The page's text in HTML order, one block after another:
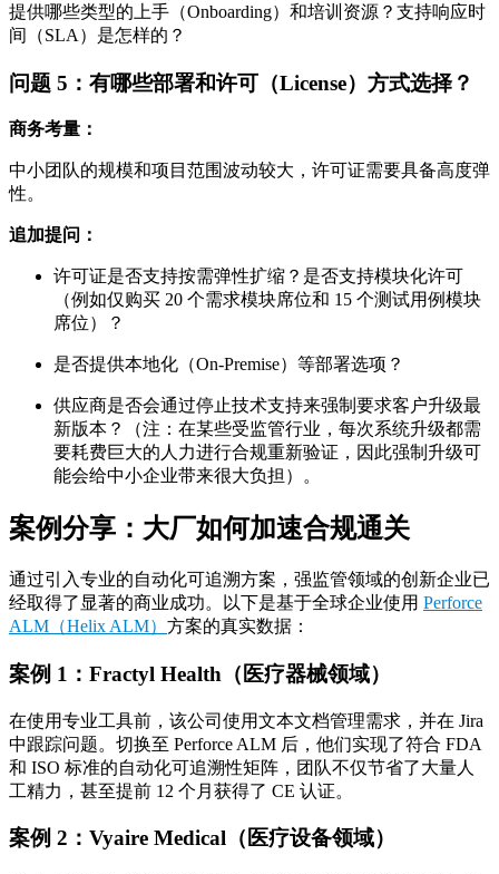
提供哪些类型的上手（Onboarding）和培训资源？支持响应时
间（SLA）是怎样的？
问题 5：有哪些部署和许可（License）方式选择？
商务考量：
中小团队的规模和项目范围波动较大，许可证需要具备高度弹
性。
追加提问：
许可证是否支持按需弹性扩缩？是否支持模块化许可
（例如仅购买 20 个需求模块席位和 15 个测试用例模块
席位）？
是否提供本地化（On-Premise）等部署选项？
供应商是否会通过停止技术支持来强制要求客户升级最
新版本？（注：在某些受监管行业，每次系统升级都需
要耗费巨大的人力进行合规重新验证，因此强制升级可
能会给中小企业带来很大负担）。
案例分享：大厂如何加速合规通关
通过引入专业的自动化可追溯方案，强监管领域的创新企业已
经取得了显著的商业成功。以下是基于全球企业使用 Perforce
ALM（Helix ALM） 方案的真实数据：
案例 1：Fractyl Health（医疗器械领域）
在使用专业工具前，该公司使用文本文档管理需求，并在 Jira
中跟踪问题。切换至 Perforce ALM 后，他们实现了符合 FDA
和 ISO 标准的自动化可追溯性矩阵，团队不仅节省了大量人
工精力，甚至提前 12 个月获得了 CE 认证。
案例 2：Vyaire Medical（医疗设备领域）